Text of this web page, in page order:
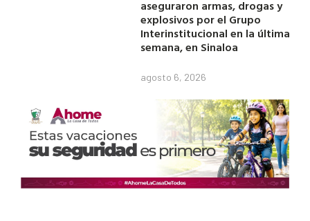
aseguraron armas, drogas y
explosivos por el Grupo
Interinstitucional en la última
semana, en Sinaloa
agosto 6, 2026